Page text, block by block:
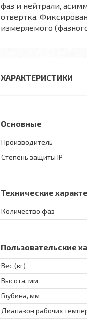
фаз и нейтрали,
отвертка.
измеряемого
ХАРАКТЕРИСТИКИ
Основные
Производитель
Степень защиты IP
Технические
Количество фаз
Пользовательские
Вес (кг)
Высота, мм
Глубина, мм
Диапазон рабочих